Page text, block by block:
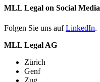
MLL Legal on Social Media
Folgen Sie uns aufLinkedIn.
MLL Legal AG
Zürich
Genf
Zug